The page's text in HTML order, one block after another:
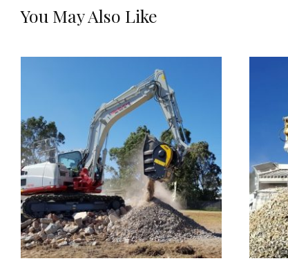
You May Also Like